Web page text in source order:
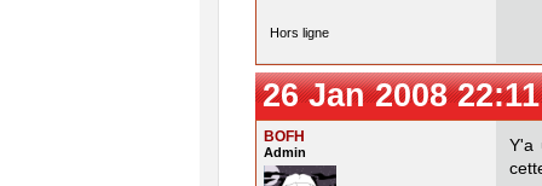
Hors ligne
26 Jan 2008
BOFH
Admin
Y'a